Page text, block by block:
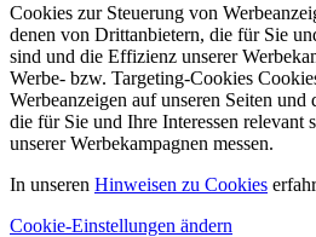
Cookies zur Steuerung von
denen von Drittanbietern, die für Sie
sind und die Effizienz unserer
Werbe- bzw. Targeting-Cookies
Werbeanzeigen auf unseren Seiten
die für Sie und Ihre Interessen relevant
unserer Werbekampagnen messen.
In unseren Hinweisen zu Cookies
Cookie-Einstellungen ändern